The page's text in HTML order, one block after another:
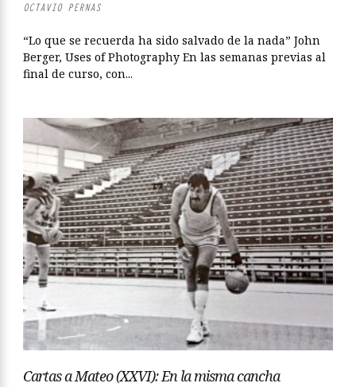
OCTAVIO PERNAS
“Lo que se recuerda ha sido salvado de la nada” John
Berger, Uses of Photography En las semanas previas al
final de curso, con...
Cartas a Mateo (XXVI): En la misma cancha